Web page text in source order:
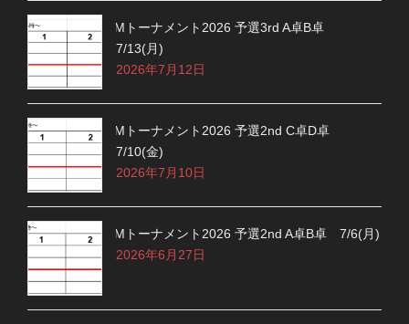
Mトーナメント2026 予選3rd A卓B卓
7/13(月)
2026年7月12日
Mトーナメント2026 予選2nd C卓D卓
7/10(金)
2026年7月10日
Mトーナメント2026 予選2nd A卓B卓 7/6(月)
2026年6月27日